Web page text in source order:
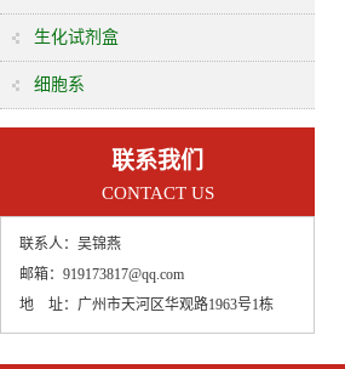
生化试剂盒
细胞系
联系我们
CONTACT US
联系人： 吴锦燕
邮箱： 919173817@qq.com
地 址： 广州市天河区华观路1963号1栋